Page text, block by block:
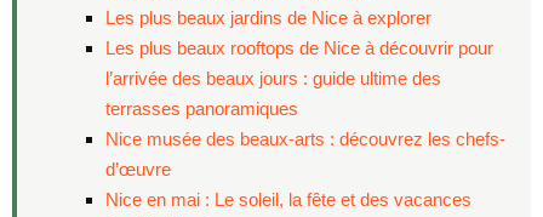
Les plus beaux jardins de Nice à explorer
Les plus beaux rooftops de Nice à découvrir pour
l’arrivée des beaux jours : guide ultime des
terrasses panoramiques
Nice musée des beaux-arts : découvrez les chefs-
d’œuvre
Nice en mai : Le soleil, la fête et des vacances